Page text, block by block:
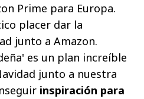
Prime para Europa.
placer dar la
junto a Amazon.
es un plan increíble
junto a nuestra
inspiración para